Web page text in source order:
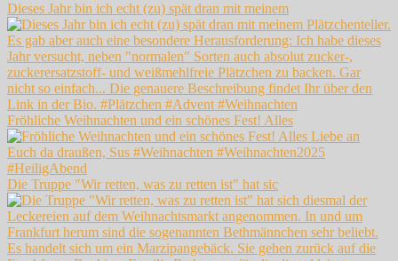
Dieses Jahr bin ich echt (zu) spät dran mit meinem
Fröhliche Weihnachten und ein schönes Fest! Alles
Die Truppe "Wir retten, was zu retten ist" hat sic